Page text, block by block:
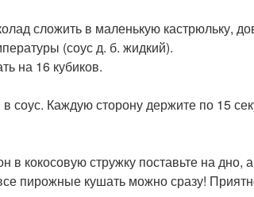
сложить в маленькую кастрюльку,
(соус д. б. жидкий).
на 16 кубиков.
соус. Каждую сторону держите по 15
в кокосовую стружку поставьте на дно,
пирожные кушать можно сразу!